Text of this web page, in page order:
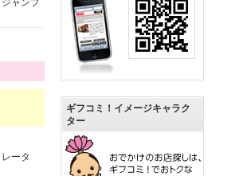
ャンプ
ータ
ギフコミ！イメージキャラク
ター